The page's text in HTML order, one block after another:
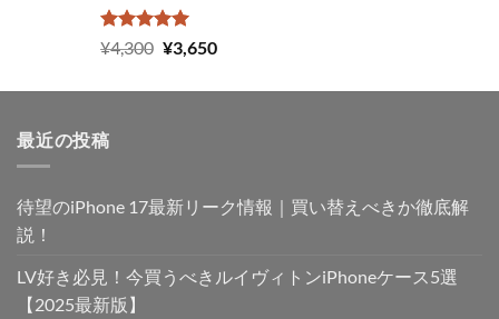
5段階中
5.00
の評価
¥4,300 元
価
し
¥3,650現
の
で
最近の投稿
待望のiPhone 17最新リーク情報｜買い替えべきか徹底解
説！
LV好き必見！今買うべきルイヴィトンiPhoneケース5選
【2025最新版】